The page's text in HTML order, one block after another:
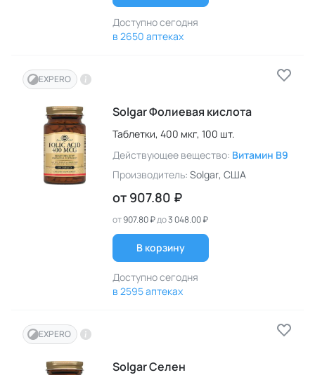
Доступно сегодня
в 2650 аптеках
EXPERO
Solgar Фолиевая кислота
Таблетки, 400 мкг, 100 шт.
Действующее вещество: Витамин B9
Производитель: Solgar, США
от 907.80 ₽
от907.80 ₽до3 048.00 ₽
В корзину
Доступно сегодня
в 2595 аптеках
EXPERO
Solgar Селен